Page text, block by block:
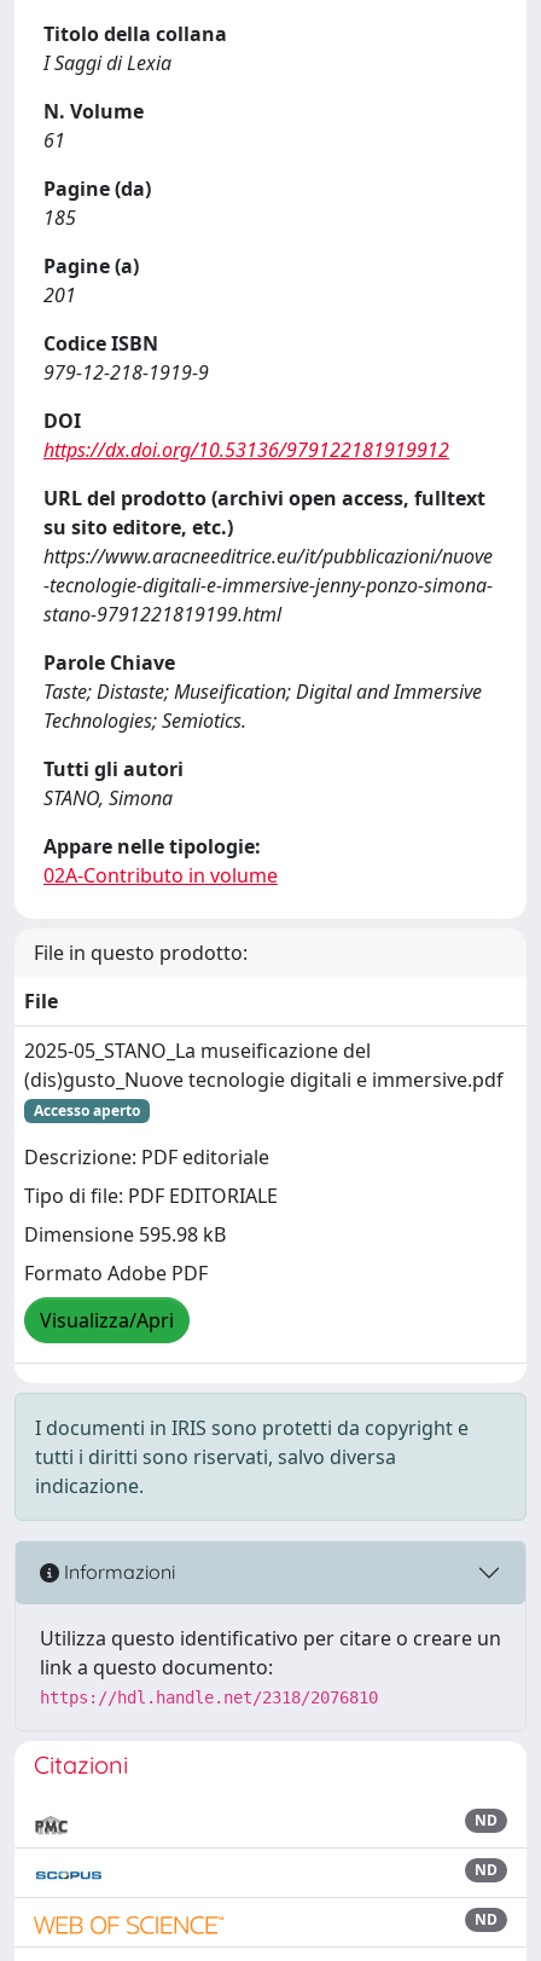
Titolo della collana
I Saggi di Lexia
N. Volume
61
Pagine (da)
185
Pagine (a)
201
Codice ISBN
979-12-218-1919-9
DOI
https://dx.doi.org/10.53136/979122181919912
URL del prodotto (archivi open access, fulltext
su sito editore, etc.)
https://www.aracneeditrice.eu/it/pubblicazioni/nuove
-tecnologie-digitali-e-immersive-jenny-ponzo-simona-
stano-9791221819199.html
Parole Chiave
Taste; Distaste; Museification; Digital and Immersive
Technologies; Semiotics.
Tutti gli autori
STANO, Simona
Appare nelle tipologie:
02A-Contributo in volume
File in questo prodotto:
File
2025-05_STANO_La museificazione del
(dis)gusto_Nuove tecnologie digitali e immersive.pdf
Accesso aperto
Descrizione: PDF editoriale
Tipo di file: PDF EDITORIALE
Dimensione 595.98 kB
Formato Adobe PDF
Visualizza/Apri
I documenti in IRIS sono protetti da copyright e
tutti i diritti sono riservati, salvo diversa
indicazione.
Informazioni
Utilizza questo identificativo per citare o creare un
link a questo documento:
https://hdl.handle.net/2318/2076810
Citazioni
ND
ND
ND